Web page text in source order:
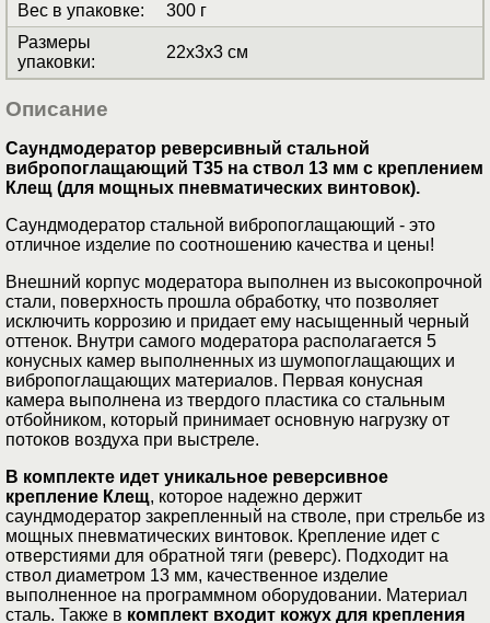
Вес в упаковке:
300 г
Размеры
упаковки:
22x3x3 см
Описание
Саундмодератор реверсивный стальной
вибропоглащающий T35 на ствол 13 мм с креплением
Клещ (для мощных пневматических винтовок).
Саундмодератор стальной вибропоглащающий - это
отличное изделие по соотношению качества и цены!
Внешний корпус модератора выполнен из высокопрочной
стали, поверхность прошла обработку, что позволяет
исключить коррозию и придает ему насыщенный черный
оттенок. Внутри самого модератора располагается 5
конусных камер выполненных из шумопоглащающих и
вибропоглащающих материалов. Первая конусная
камера выполнена из твердого пластика со стальным
отбойником, который принимает основную нагрузку от
потоков воздуха при выстреле.
В комплекте идет уникальное реверсивное
крепление Клещ, которое надежно держит
саундмодератор закрепленный на стволе, при стрельбе из
мощных пневматических винтовок. Крепление идет с
отверстиями для обратной тяги (реверс). Подходит на
ствол диаметром 13 мм, качественное изделие
выполненное на программном оборудовании. Материал
сталь. Также в комплект входит кожух для крепления